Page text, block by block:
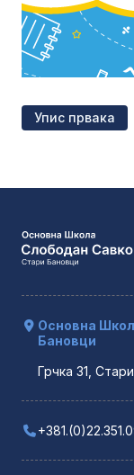
Упис првака
Основна
Бановци
Грчка 31,